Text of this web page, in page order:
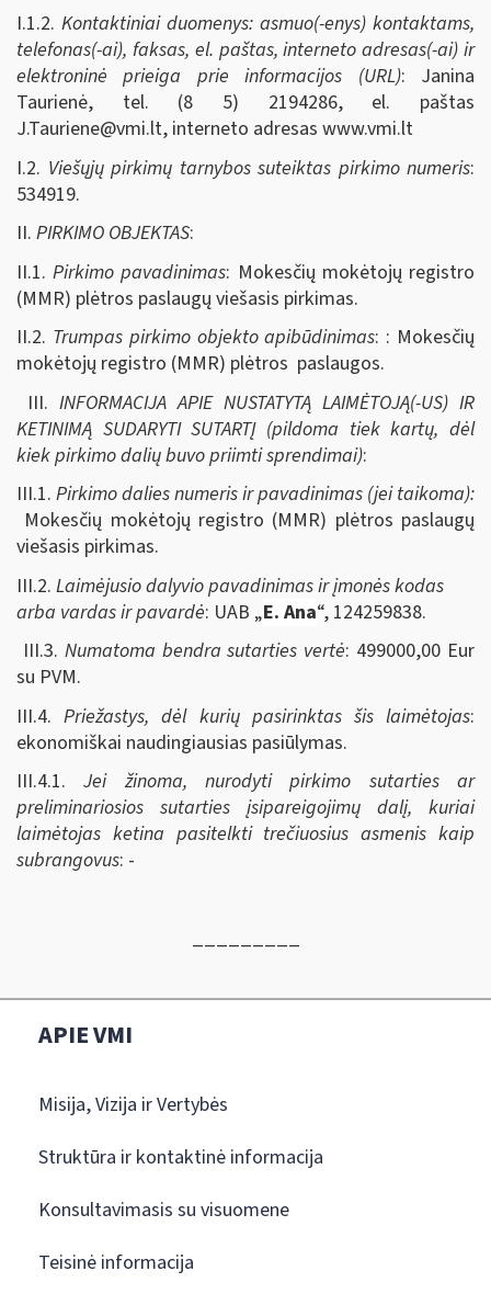
I.1.2. Kontaktiniai duomenys: asmuo(-enys) kontaktams,
telefonas(-ai), faksas, el. paštas, interneto adresas(-ai) ir
elektroninė prieiga prie informacijos (URL): Janina
Taurienė, tel. (8 5) 2194286, el. paštas
J.Tauriene@vmi.lt, interneto adresas www.vmi.lt
I.2. Viešųjų pirkimų tarnybos suteiktas pirkimo numeris:
534919.
II. PIRKIMO OBJEKTAS:
II.1.Pirkimo pavadinimas: Mokesčių mokėtojų registro
(MMR) plėtros paslaugų viešasis pirkimas.
II.2. Trumpas pirkimo objekto apibūdinimas: : Mokesčių
mokėtojų registro (MMR) plėtros paslaugos.
III. INFORMACIJA APIE NUSTATYTĄ LAIMĖTOJĄ(-US) IR
KETINIMĄ SUDARYTI SUTARTĮ (pildoma tiek kartų, dėl
kiek pirkimo dalių buvo priimti sprendimai):
III.1. Pirkimo dalies numeris ir pavadinimas (jei taikoma):
Mokesčių mokėtojų registro (MMR) plėtros paslaugų
viešasis pirkimas.
III.2. Laimėjusio dalyvio pavadinimas ir įmonės kodas
arba vardas ir pavardė: UAB „E. Ana“, 124259838.
III.3. Numatoma bendra sutarties vertė: 499000,00 Eur
su PVM.
III.4.Priežastys, dėl kurių pasirinktas šis laimėtojas:
ekonomiškai naudingiausias pasiūlymas.
III.4.1.Jei žinoma, nurodyti pirkimo sutarties ar
preliminariosios sutarties įsipareigojimų dalį, kuriai
laimėtojas ketina pasitelkti trečiuosius asmenis kaip
subrangovus: -
_________
APIE VMI
Misija, Vizija ir Vertybės
Struktūra ir kontaktinė informacija
Konsultavimasis su visuomene
Teisinė informacija